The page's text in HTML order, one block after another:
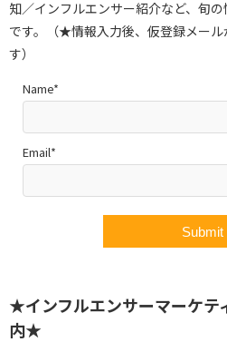
知／インフルエンサー紹介など、旬
です。（★情報入力後、仮登録メー
す）
Name*
Email*
★インフルエンサーマーケテ
内★